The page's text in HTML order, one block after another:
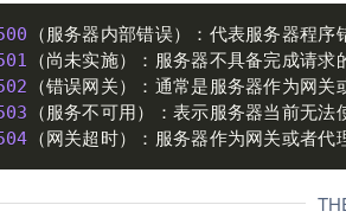
（服务器内部错误）：代表服务器程
（服务不可用）：表示服务器当前无
（网关超时）：服务器作为网关或者